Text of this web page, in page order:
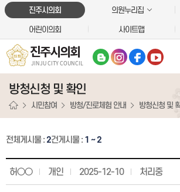
본문바로가기진주시의회 의원누리집
어린이의회 사이트맵
진주시의회
JINJU CITY COUNCIL
방청신청 및 확인
시민참여 방청/진로체험 안내 방청신청 및
전체게시물 : 2건게시물 : 1 ~ 2
허○○ 개인 2025-12-10 처리중